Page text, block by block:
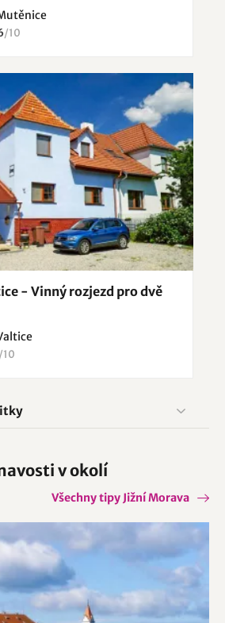
/10
- Vinný rozjezd pro dvě
/10
v okolí
Všechny tipy Jižní Morava